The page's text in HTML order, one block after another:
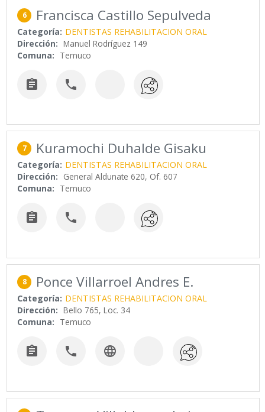
6 Francisca Castillo Sepulveda
Categoría: DENTISTAS REHABILITACION ORAL
Dirección: Manuel Rodríguez 149
Comuna: Temuco
 
7 Kuramochi Duhalde Gisaku
Categoría: DENTISTAS REHABILITACION ORAL
Dirección: General Aldunate 620, Of. 607
Comuna: Temuco
 
8 Ponce Villarroel Andres E.
Categoría: DENTISTAS REHABILITACION ORAL
Dirección: Bello 765, Loc. 34
Comuna: Temuco
  